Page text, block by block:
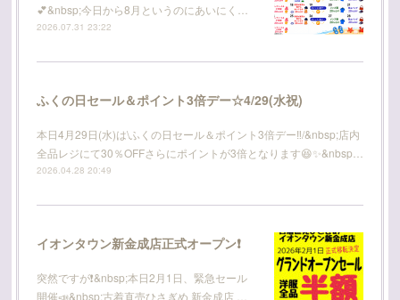
💕&nbsp;今日から8月というのにあいにく…
2026.07.31 23:22
ふくの日セール＆ポイント3倍デー☆4/29(水祝)
本日4月29日(水)は\ふくの日セール＆ポイント3倍デー‼️/&nbsp;店内
全品レジにて30％OFFさらにポイントが3倍となります😆✨&nbsp…
2026.04.28 20:49
イオンタウン新金成店正式オープン❗
突然ですが❗️&nbsp;本日2月1日、緊急セール
開催📣&nbsp;古着直売ひさぎめ 新金成店 …